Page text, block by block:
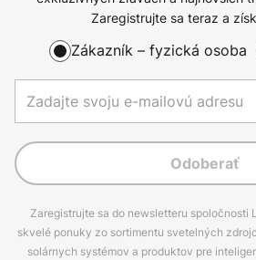
Zaregistrujte sa teraz a
Zákazník – fyzická osoba
Odoberať
Zaregistrujte sa do newsletteru spoločnosti
skvelé ponuky zo sortimentu svetelných
solárnych systémov a produktov pre